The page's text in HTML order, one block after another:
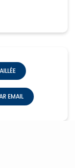
EMAIL